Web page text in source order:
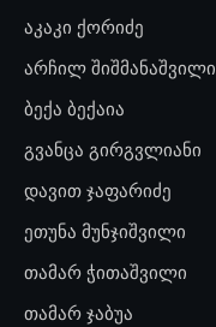
აკაკი ქორიძე
არჩილ შიშმანაშვილი
ბექა ბექაია
გვანცა გირგვლიანი
დავით ჯაფარიძე
ეთუნა მუნჯიშვილი
თამარ ჭითაშვილი
თამარ ჯაბუა